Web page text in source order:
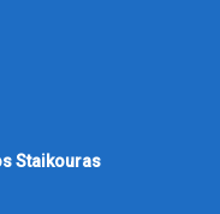
Staikouras